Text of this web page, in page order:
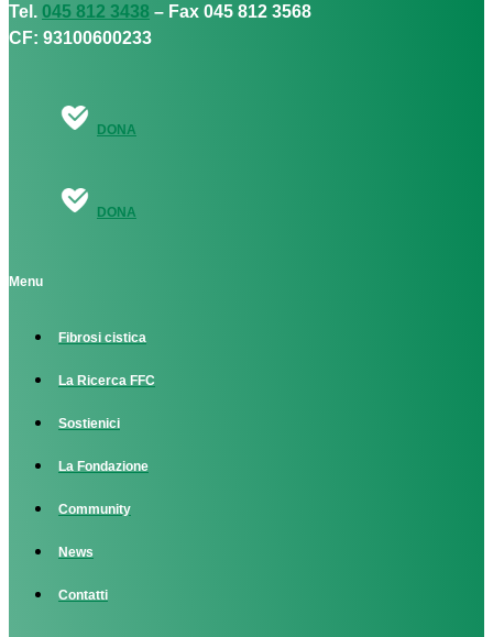
Tel. 045 812 3438 – Fax 045 812 3568
CF: 93100600233
DONA
DONA
Menu
Fibrosi cistica
La Ricerca FFC
Sostienici
La Fondazione
Community
News
Contatti